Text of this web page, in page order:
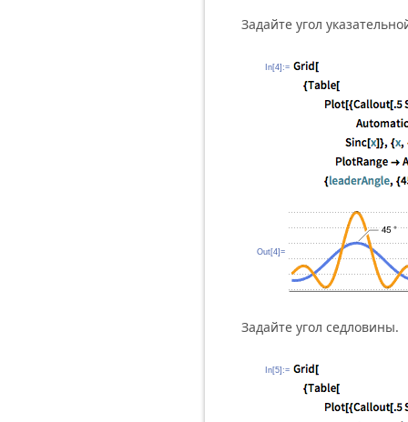
Задайте угол
In[4]:=
Out[4]=
Задайте угол седловины.
In[5]:=